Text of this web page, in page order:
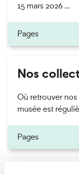
15 mars 2026 ...
Pages
Nos
Où retrouver
musée est
Pages